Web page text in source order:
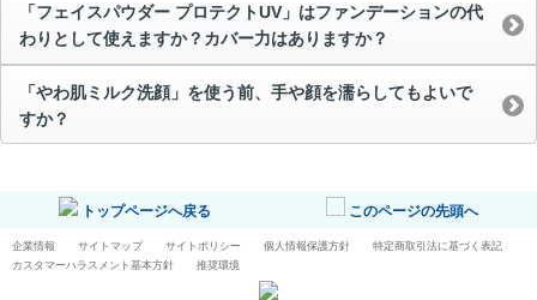
「フェイスパウダー プロテクトUV」はファンデーションの代
わりとして使えますか？カバー力はありますか？
「やわ肌ミルク洗顔」を使う前、手や顔を濡らしてもよいで
すか？
トップページへ戻る このページの先頭へ
企業情報 サイトマップ サイトポリシー 個人情報保護方針
特定商取引法に基づく表記
カスタマーハラスメント基本方針
推奨環境